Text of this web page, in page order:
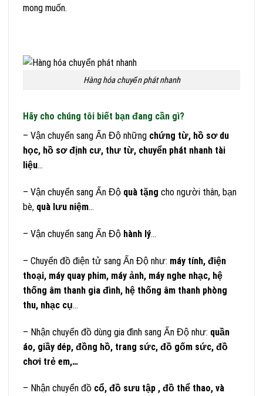
mong muốn.
Hàng hóa chuyển phát nhanh
Hãy cho chúng tôi biết bạn đang cần gì?
– Vận chuyển sang Ấn Độ những chứng từ, hồ sơ du
học, hồ sơ định cư, thư từ, chuyển phát nhanh tài
liệu…
– Vận chuyển sang Ấn Độ quà tặng cho người thân, bạn
bè, quà lưu niệm…
– Vận chuyển sang Ấn Độ hành lý…
– Chuyển đồ điện tử sang Ấn Độ như: máy tính, điện
thoại, máy quay phim, máy ảnh, máy nghe nhạc, hệ
thống âm thanh gia đình, hệ thống âm thanh phòng
thu, nhạc cụ…
– Nhận chuyển đồ dùng gia đình sang Ấn Độ như: quần
áo, giầy dép, đồng hồ, trang sức, đồ gốm sức, đồ
chơi trẻ em,…
– Nhận chuyển đồ cổ, đồ sưu tập , đồ thể thao, và